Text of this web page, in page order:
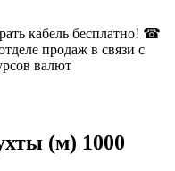
кабель бесплатно! ☎
продаж в связи с
валют
(м) 1000